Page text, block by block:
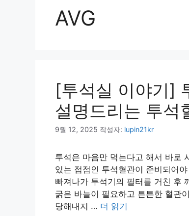
AVG
[투석실 이야기]
설명드리는 투석
9월 12, 2025 작성자: lupin21kr
투석은 마음만 먹는다고 해서 바로
있는 접점인 투석혈관이 준비되어
빠져나가 투석기의 필터를 거친 후
굵은 바늘이 필요하고 튼튼한 혈관
당해내지 … 더 읽기